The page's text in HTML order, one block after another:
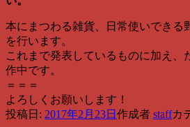
本にまつわる雑貨、日常使いできる
を行います。
これまで発表しているものに加え、
作中です。
＝＝＝
よろしくお願いします！
投稿日: 2017年2月23日 作成者 staffカ